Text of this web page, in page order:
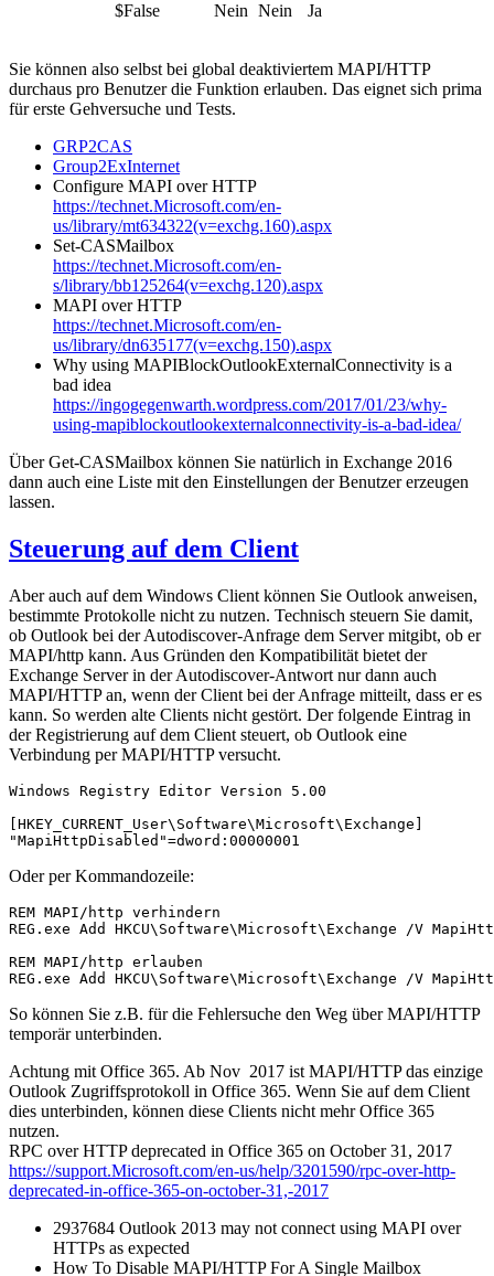
$False Nein Nein Ja
Sie können also selbst bei global deaktiviertem MAPI/HTTP
durchaus pro Benutzer die Funktion erlauben. Das eignet sich prima
für erste Gehversuche und Tests.
GRP2CAS
Group2ExInternet
Configure MAPI over HTTP
https://technet.Microsoft.com/en-
us/library/mt634322(v=exchg.160).aspx
Set-CASMailbox
https://technet.Microsoft.com/en-
s/library/bb125264(v=exchg.120).aspx
MAPI over HTTP
https://technet.Microsoft.com/en-
us/library/dn635177(v=exchg.150).aspx
Why using MAPIBlockOutlookExternalConnectivity is a
bad idea
https://ingogegenwarth.wordpress.com/2017/01/23/why-
using-mapiblockoutlookexternalconnectivity-is-a-bad-idea/
Über Get-CASMailbox können Sie natürlich in Exchange 2016
dann auch eine Liste mit den Einstellungen der Benutzer erzeugen
lassen.
Steuerung auf dem Client
Aber auch auf dem Windows Client können Sie Outlook anweisen,
bestimmte Protokolle nicht zu nutzen. Technisch steuern Sie damit,
ob Outlook bei der Autodiscover-Anfrage dem Server mitgibt, ob er
MAPI/http kann. Aus Gründen den Kompatibilität bietet der
Exchange Server in der Autodiscover-Antwort nur dann auch
MAPI/HTTP an, wenn der Client bei der Anfrage mitteilt, dass er es
kann. So werden alte Clients nicht gestört. Der folgende Eintrag in
der Registrierung auf dem Client steuert, ob Outlook eine
Verbindung per MAPI/HTTP versucht.
Windows Registry Editor Version 5.00
[HKEY_CURRENT_User\Software\Microsoft\Exchange]
"MapiHttpDisabled"=dword:00000001
Oder per Kommandozeile:
REM MAPI/http verhindern
REG.exe Add HKCU\Software\Microsoft\Exchange /V
REM MAPI/http erlauben
REG.exe Add HKCU\Software\Microsoft\Exchange /V
So können Sie z.B. für die Fehlersuche den Weg über MAPI/HTTP
temporär unterbinden.
Achtung mit Office 365. Ab Nov 2017 ist MAPI/HTTP das einzige
Outlook Zugriffsprotokoll in Office 365. Wenn Sie auf dem Client
dies unterbinden, können diese Clients nicht mehr Office 365
nutzen.
RPC over HTTP deprecated in Office 365 on October 31, 2017
https://support.Microsoft.com/en-us/help/3201590/rpc-over-http-
deprecated-in-office-365-on-october-31,-2017
2937684 Outlook 2013 may not connect using MAPI over
HTTPs as expected
How To Disable MAPI/HTTP For A Single Mailbox